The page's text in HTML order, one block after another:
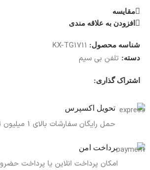
مقایسه
افزودن به علاقه مندی
شناسه محصول: KX-TG1711
دسته: تلفن بی سیم
اشتراک گذاری:
تحویل اکسپرس
حمل رایگان سفارشات بالای 1 میلیون تومان
پرداخت امن
امکان پرداخت انلاین یا پرداخت